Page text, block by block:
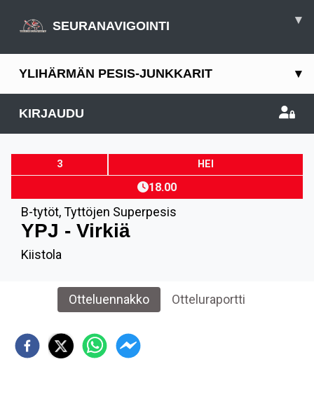
SEURANAVIGOINTI ▾
YLIHÄRMÄN PESIS-JUNKKARIT ▾
KIRJAUDU
3 HEI
18.00
B-tytöt,Tyttöjen Superpesis
YPJ - Virkiä
Kiistola
Otteluennakko Otteluraportti